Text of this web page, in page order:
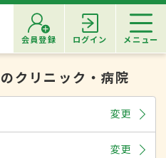
会員登録 ログイン メニュー
のクリニック・病院
変更
変更